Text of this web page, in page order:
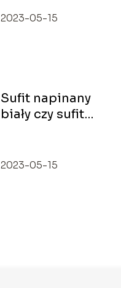
porady
2023-05-15
Sufit napinany
biały czy sufit
2023-05-15